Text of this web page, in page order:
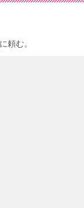
頼む。